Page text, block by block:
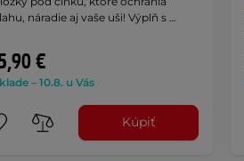
náradie aj vaše uši! Výplň s …
€
– 10.8. u Vás
Kúpiť